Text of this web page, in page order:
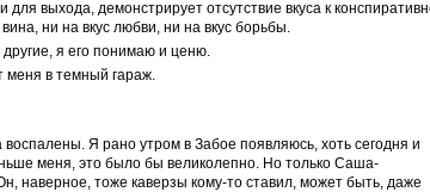
для выхода, демонстрирует отсутствие вкуса к
ни на вкус любви, ни на вкус борьбы.
другие, я его понимаю и ценю.
меня в темный гараж.
Я рано утром в Забое появляюсь, хоть сегодня и
меня, это было бы великолепно. Но только Саша-
наверное, тоже каверзы кому-то ставил, может быть, даже